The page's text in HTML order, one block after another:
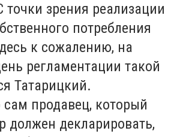
точки зрения реализации
потребления
к сожалению, на
регламентации такой
Татарицкий.
сам продавец, который
должен декларировать,